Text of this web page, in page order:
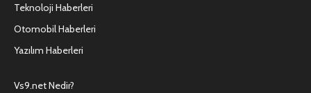
Teknoloji Haberleri
Otomobil Haberleri
Yazılım Haberleri
Vs9.net Nedir?